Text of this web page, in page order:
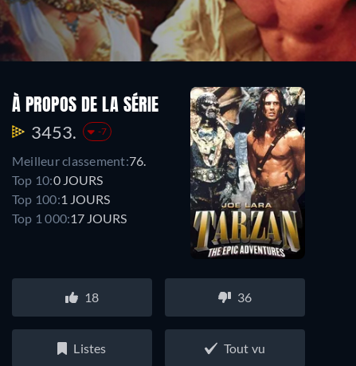
À PROPOS DE LA SÉRIE
3453. -7
Meilleur classement:76.
Top 10:0 JOURS
Top 100:1 JOURS
Top 1 000:17 JOURS
18 36
Listes Tout vu